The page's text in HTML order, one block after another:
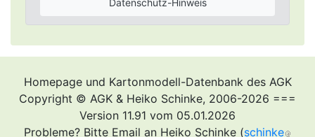
Datenschutz-Hinweis
Homepage und Kartonmodell-Datenbank des AGK
Copyright © AGK & Heiko Schinke, 2006-2026 ===
Version 11.91 vom 05.01.2026
Probleme? Bitte Email an Heiko Schinke (schinke